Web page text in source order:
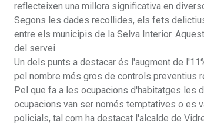
reflecteixen una millora significativa en
Segons les dades recollides, els fets
entre els municipis de la Selva Interior.
del servei.
Un dels punts a destacar és l'augment de
pel nombre més gros de controls preventius
Pel que fa a les ocupacions d'habitatges les
ocupacions van ser només temptatives o es
policials, tal com ha destacat l'alcalde de